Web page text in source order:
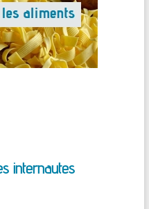
internautes